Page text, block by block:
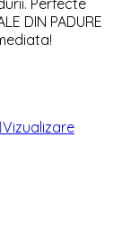
DIN PADURE
Vizualizare